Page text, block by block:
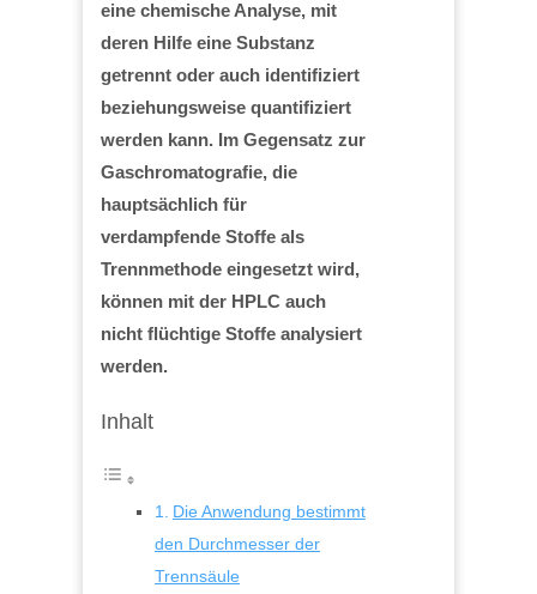
eine chemische Analyse, mit
deren Hilfe eine Substanz
getrennt oder auch identifiziert
beziehungsweise quantifiziert
werden kann. Im Gegensatz zur
Gaschromatografie, die
hauptsächlich für
verdampfende Stoffe als
Trennmethode eingesetzt wird,
können mit der HPLC auch
nicht flüchtige Stoffe analysiert
werden.
Inhalt
Die Anwendung bestimmt
den Durchmesser der
Trennsäule